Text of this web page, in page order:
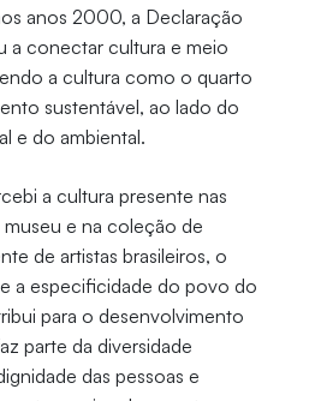
anos 2000, a Declaração
a conectar cultura e meio
a cultura como o quarto
sustentável, ao lado do
e do ambiental.
a cultura presente nas
e na coleção de
de artistas brasileiros, o
a especificidade do povo do
para o desenvolvimento
parte da diversidade
das pessoas e